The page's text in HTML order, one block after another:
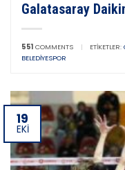
Galatasaray
551 COMMENTS | ETIKETLER:
BELEDIYESPOR
19
EKI